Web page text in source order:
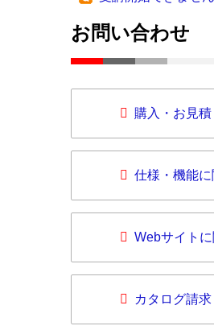
お問い合わせ
購入・お見
仕様・機能
Webサイト
カタログ請求